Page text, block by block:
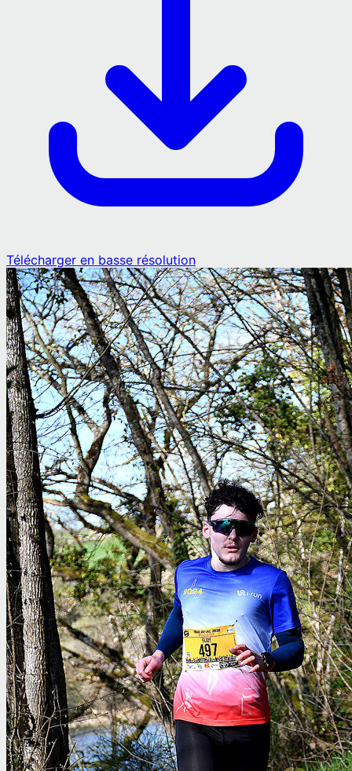
Télécharger en basse résolution